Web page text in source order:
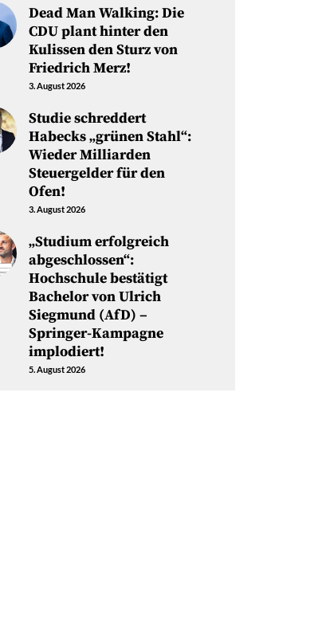
Dead Man Walking: Die
CDU plant hinter den
Kulissen den Sturz von
Friedrich Merz!
3. August 2026
Studie schreddert
Habecks „grünen Stahl“:
Wieder Milliarden
Steuergelder für den
Ofen!
3. August 2026
„Studium erfolgreich
abgeschlossen“:
Hochschule bestätigt
Bachelor von Ulrich
Siegmund (AfD) –
Springer-Kampagne
implodiert!
5. August 2026